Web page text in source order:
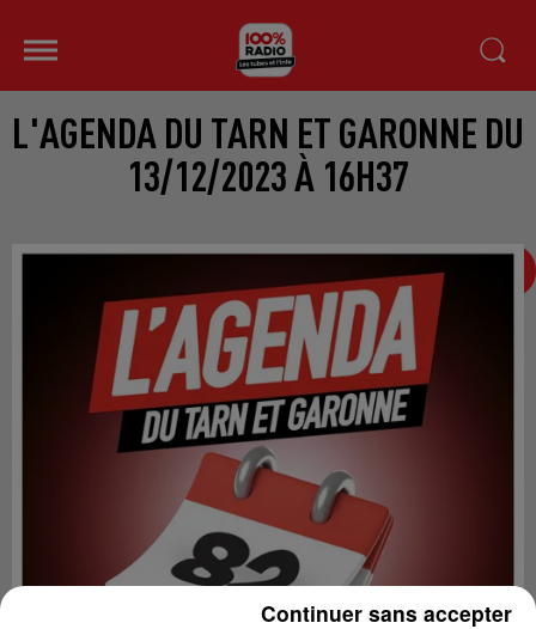
L'AGENDA DU TARN ET GARONNE DU
13/12/2023 À 16H37
Continuer sans accepter